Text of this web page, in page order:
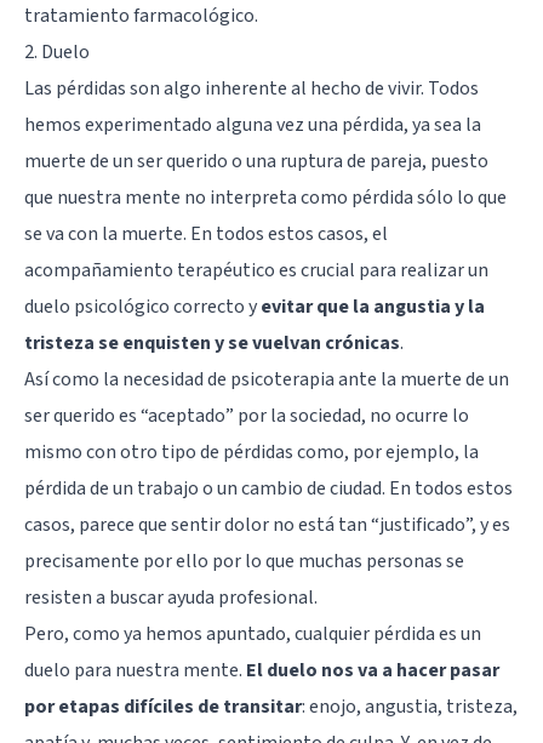
tratamiento farmacológico.
2. Duelo
Las pérdidas son algo inherente al hecho de vivir. Todos
hemos experimentado alguna vez una pérdida, ya sea la
muerte de un ser querido o una ruptura de pareja, puesto
que nuestra mente no interpreta como pérdida sólo lo que
se va con la muerte. En todos estos casos, el
acompañamiento terapéutico es crucial para realizar un
duelo psicológicocorrecto yevitar que la angustia y la
tristeza se enquisten y se vuelvan crónicas.
Así como la necesidad de psicoterapia ante la muerte de un
ser querido es “aceptado” por la sociedad, no ocurre lo
mismo con otro tipo de pérdidas como, por ejemplo, la
pérdida de un trabajo o un cambio de ciudad. En todos estos
casos, parece que sentir dolor no está tan “justificado”, y es
precisamente por ello por lo que muchas personas se
resisten a buscar ayuda profesional.
Pero, como ya hemos apuntado, cualquier pérdida es un
duelo para nuestra mente. El duelo nos va a hacer pasar
por etapas difíciles de transitar: enojo, angustia, tristeza,